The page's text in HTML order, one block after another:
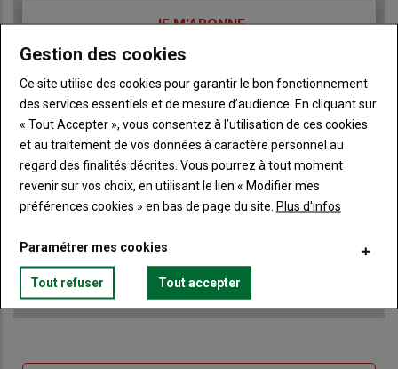
TITRE JE M'ABONNE
Body A partir de 85€
Lien JE M'ABONNE
Liste
à
Accédez à tous les articles du site Terre de Touraine
Consultez le journal Terre de Touraine au format
numérique, sur tous les supports
Ne manquez aucune information grâce à la
newsletter du journal Terre de Touraine
Gestion des cookies
Ce site utilise des cookies pour garantir le bon fonctionnement
des services essentiels et de mesure d’audience. En cliquant sur
« Tout Accepter », vous consentez à l’utilisation de ces cookies
et au traitement de vos données à caractère personnel au
regard des finalités décrites. Vous pourrez à tout moment
revenir sur vos choix, en utilisant le lien « Modifier mes
préférences cookies » en bas de page du site. Plus d'infos
Paramétrer mes cookies
Tout refuser Tout accepter